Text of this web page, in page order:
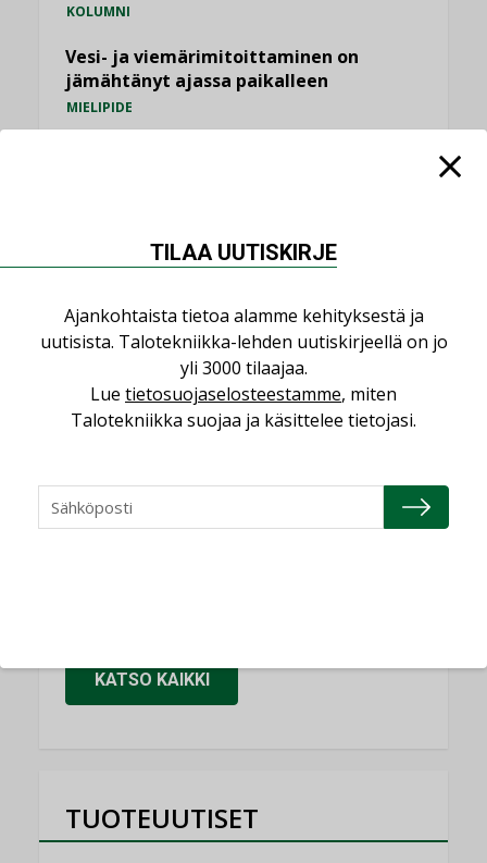
KOLUMNI
Vesi- ja viemärimitoittaminen on
jämähtänyt ajassa paikalleen
MIELIPIDE
NIMITYKSET
NIMITYKSET
Granlund Oy
KATSO KAIKKI
TUOTEUUTISET
TILAA UUTISKIRJE
Ajankohtaista tietoa alamme kehityksestä ja
uutisista. Talotekniikka-lehden uutiskirjeellä on jo
yli 3000 tilaajaa.
Lue tietosuojaselosteestamme, miten
Talotekniikka suojaa ja käsittelee tietojasi.